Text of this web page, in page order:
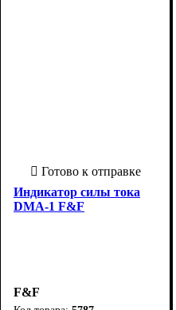
Индикатор силы тока
DMA-1 F&F
F&F